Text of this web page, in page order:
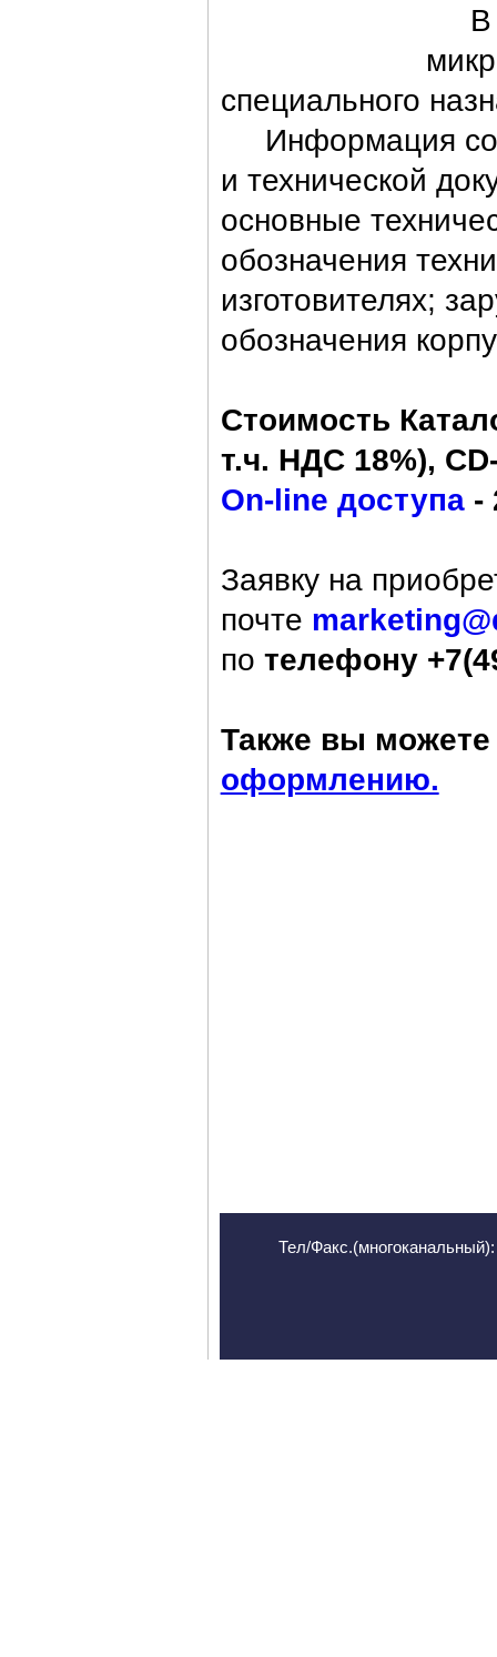
В
специального
Информация
и технической
основные
обозначения
изготовителях;
обозначения
Стоимость
т.ч. НДС 18%),
On-line доступа-
Заявку на
почте
по телефону
Также вы
оформлению.
Тел/